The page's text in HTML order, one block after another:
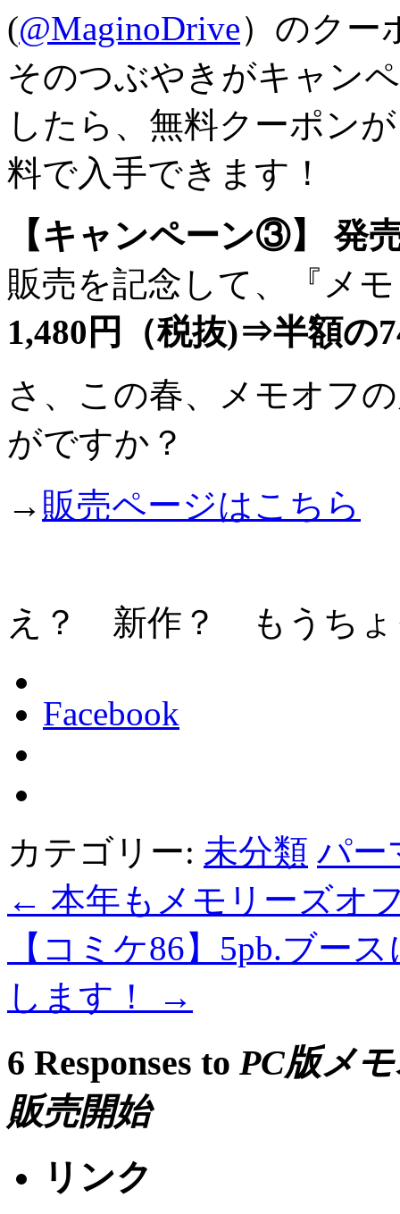
(@MaginoDrive）のクー
そのつぶやきがキャン
したら、無料クーポン
料で入手できます！
【キャンペーン③】 発
販売を記念して、『メ
1,480円（税抜)⇒半額の
さ、この春、メモオフ
がですか？
→ 販売ページはこちら
え？ 新作？ もうちょ
Facebook
カテゴリー: 未分類 パー
← 本年もメモリーズオ
【コミケ86】5pb.ブー
します！
→
6 Responses to PC版メ
販売開始
リンク